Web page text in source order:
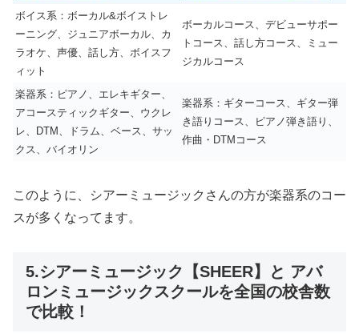
ボイス系：ボーカル&ボイストレ
ーニング、ジュニアボーカル、カ
ラオケ、声優、話し方、ボイスフ
ィット
ボーカルコース、デビューサポー
トコース、話し方コース、ミュー
ジカルコース
楽器系：ピアノ、エレキギター、
アコースティックギター、ウクレ
レ、DTM、ドラム、ベース、サッ
クス、バイオリン
楽器系：ギターコース、ギター弾
き語りコース、ピアノ弾き語り、
作曲・DTMコース
このように、シアーミュージックさんの方が楽器系のコー
スが多くなってます。
5.シアーミュージック【SHEER】と アバ
ロンミュージックスクールを全国の校舎数
で比較！